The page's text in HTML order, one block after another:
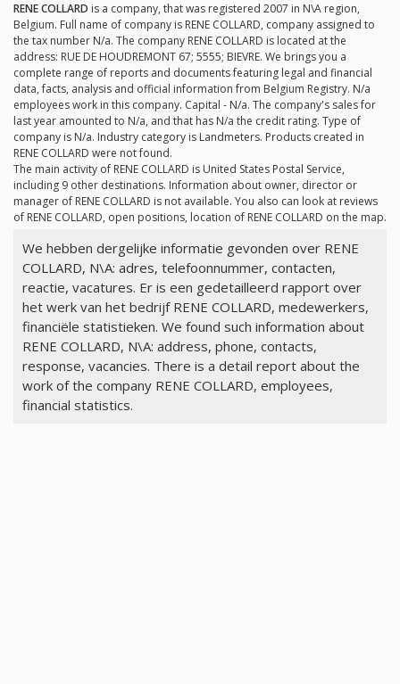
RENE COLLARD is a company, that was registered 2007 in N\A region,
Belgium. Full name of company is RENE COLLARD, company assigned to
the tax number N/a. The company RENE COLLARD is located at the
address: RUE DE HOUDREMONT 67; 5555; BIEVRE. We brings you a
complete range of reports and documents featuring legal and financial
data, facts, analysis and official information from Belgium Registry. N/a
employees work in this company. Capital - N/a. The company's sales for
last year amounted to N/a, and that has N/a the credit rating. Type of
company is N/a. Industry category is Landmeters. Products created in
RENE COLLARD were not found.
The main activity of RENE COLLARD is United States Postal Service,
including 9 other destinations. Information about owner, director or
manager of RENE COLLARD is not available. You also can look at reviews
of RENE COLLARD, open positions, location of RENE COLLARD on the map.
We hebben dergelijke informatie gevonden over RENE
COLLARD, N\A: adres, telefoonnummer, contacten,
reactie, vacatures. Er is een gedetailleerd rapport over
het werk van het bedrijf RENE COLLARD, medewerkers,
financiële statistieken. We found such information about
RENE COLLARD, N\A: address, phone, contacts,
response, vacancies. There is a detail report about the
work of the company RENE COLLARD, employees,
financial statistics.